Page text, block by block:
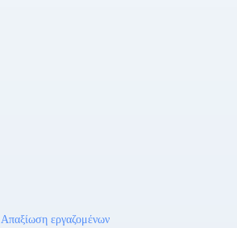
Απαξίωση εργαζομένων